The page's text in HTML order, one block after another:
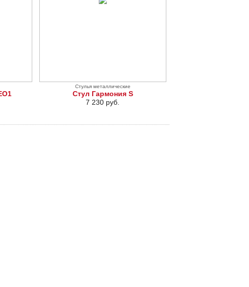
Стулья металлические
Стул Гармония S
7 230 руб.